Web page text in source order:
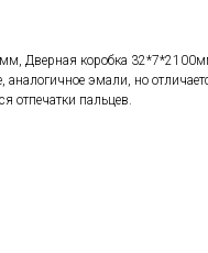
Дверная коробка
эмали, но
отпечатки пальцев.